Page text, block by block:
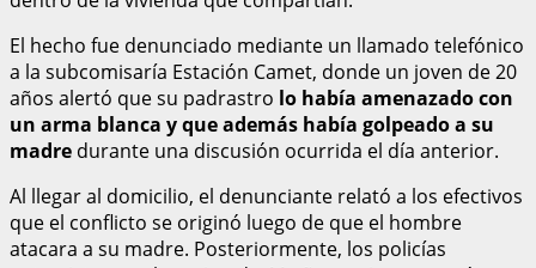
El hecho fue denunciado mediante un llamado telefónico
a la subcomisaría Estación Camet, donde un joven de 20
años alertó que su padrastro lo había amenazado con
un arma blanca y que además había golpeado a su
madre durante una discusión ocurrida el día anterior.
Al llegar al domicilio, el denunciante relató a los efectivos
que el conflicto se originó luego de que el hombre
atacara a su madre. Posteriormente, los policías